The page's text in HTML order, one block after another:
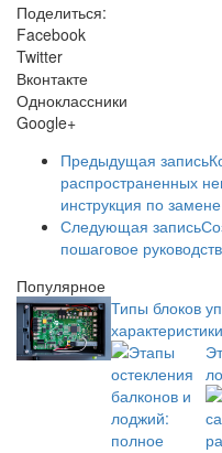
Поделиться:
Facebook
Twitter
Вконтакте
Одноклассники
Google+
Предыдущая запись
распространенных
инструкция по замене
Следующая запись
пошаговое
Популярное
Типы блоков
характеристики